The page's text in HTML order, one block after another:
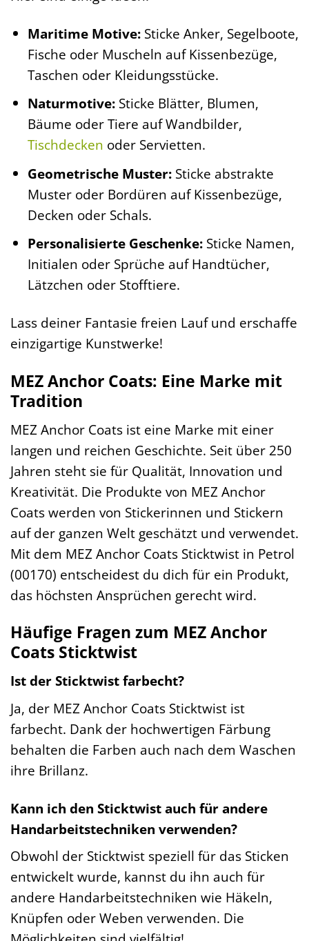
Maritime Motive:Sticke Anker, Segelboote,
Fische oder Muscheln auf Kissenbezüge,
Taschen oder Kleidungsstücke.
Naturmotive:Sticke Blätter, Blumen,
Bäume oder Tiere auf Wandbilder,
Tischdecken oder Servietten.
Geometrische Muster:Sticke abstrakte
Muster oder Bordüren auf Kissenbezüge,
Decken oder Schals.
Personalisierte Geschenke:Sticke Namen,
Initialen oder Sprüche auf Handtücher,
Lätzchen oder Stofftiere.
Lass deiner Fantasie freien Lauf und erschaffe
einzigartige Kunstwerke!
MEZ Anchor Coats: Eine Marke mit
Tradition
MEZ Anchor Coats ist eine Marke mit einer
langen und reichen Geschichte. Seit über 250
Jahren steht sie für Qualität, Innovation und
Kreativität. Die Produkte von MEZ Anchor
Coats werden von Stickerinnen und Stickern
auf der ganzen Welt geschätzt und verwendet.
Mit dem MEZ Anchor Coats Sticktwist in Petrol
(00170) entscheidest du dich für ein Produkt,
das höchsten Ansprüchen gerecht wird.
Häufige Fragen zum MEZ Anchor
Coats Sticktwist
Ist der Sticktwist farbecht?
Ja, der MEZ Anchor Coats Sticktwist ist
farbecht. Dank der hochwertigen Färbung
behalten die Farben auch nach dem Waschen
ihre Brillanz.
Kann ich den Sticktwist auch für andere
Handarbeitstechniken verwenden?
Obwohl der Sticktwist speziell für das Sticken
entwickelt wurde, kannst du ihn auch für
andere Handarbeitstechniken wie Häkeln,
Knüpfen oder Weben verwenden. Die